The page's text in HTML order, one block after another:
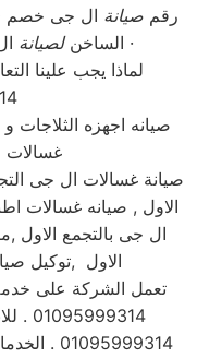
رقمصيانة
الساخنلصيانة
ال جى التجمع الاول و المحافظات ·
لماذا يجب علينا
صيانه اجهزه الثلاجات و
غسالات
صيانة غسالات ال جى
الاول , صيانه غسالات
ال جى بالتجمع الاول
الاول ,توكيل
تعمل الشركة على